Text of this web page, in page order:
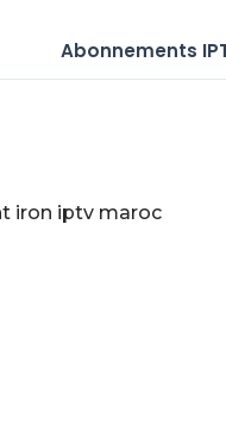
Abonnements
iron iptv maroc